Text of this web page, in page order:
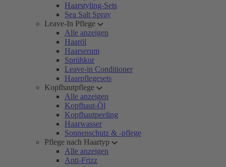
Haarstyling-Sets
Sea Salt Spray
Leave-In Pflege
Alle anzeigen
Haaröl
Haarserum
Sprühkur
Leave-in Conditioner
Haarpflegesets
Kopfhautpflege
Alle anzeigen
Kopfhaut-Öl
Kopfhautpeeling
Haarwasser
Sonnenschutz & -pflege
Pflege nach Haartyp
Alle anzeigen
Anti-Frizz